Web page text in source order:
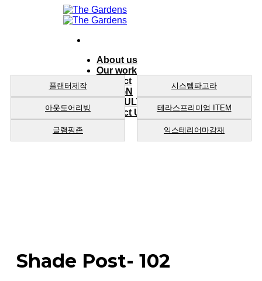
About us
Our work
product
DESIGN
CONSULTING
Contact Us
플랜터제작 시스템파고라
아웃도어리빙 테라스프리미엄 ITEM
글램핑존 익스테리어마감재
Shade Post- 102